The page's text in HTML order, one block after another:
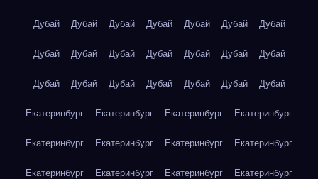
Дубай Дубай Дубай Дубай Дубай Дубай Дубай
Дубай Дубай Дубай Дубай Дубай Дубай Дубай
Дубай Дубай Дубай Дубай Дубай Дубай Дубай
Екатеринбург Екатеринбург Екатеринбург Екатеринбург
Екатеринбург Екатеринбург Екатеринбург Екатеринбург
Екатеринбург Екатеринбург Екатеринбург Екатеринбург